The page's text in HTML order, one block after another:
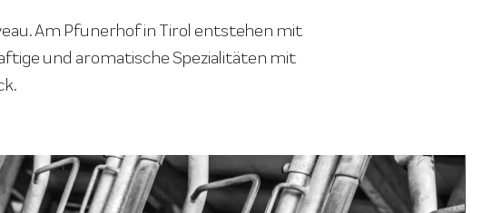
Am Pfunerhof in Tirol entstehen mit
und aromatische Spezialitäten mit